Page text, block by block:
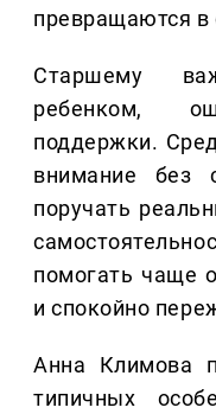
превращаются в
Старшему
ребенком,
поддержки.
внимание без
поручать
помогать чаще
и спокойно
Анна Климова
типичных